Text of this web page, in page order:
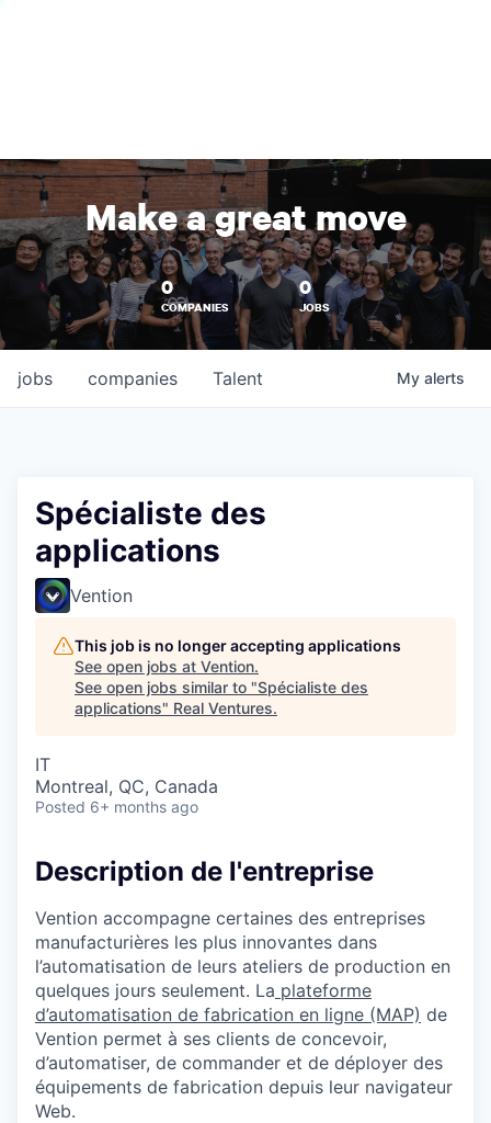
Make a great move
0
COMPANIES
0
JOBS
jobs companies Talent My alerts
Spécialiste des
applications
Vention
This job is no longer accepting applications
See open jobs at Vention.
See open jobs similar to "Spécialiste des
applications" Real Ventures.
IT
Montreal, QC, Canada
Posted 6+ months ago
Description de l'entreprise
Vention accompagne certaines des entreprises
manufacturières les plus innovantes dans
l’automatisation de leurs ateliers de production en
quelques jours seulement. La plateforme
d’automatisation de fabrication en ligne (MAP) de
Vention permet à ses clients de concevoir,
d’automatiser, de commander et de déployer des
équipements de fabrication depuis leur navigateur
Web.